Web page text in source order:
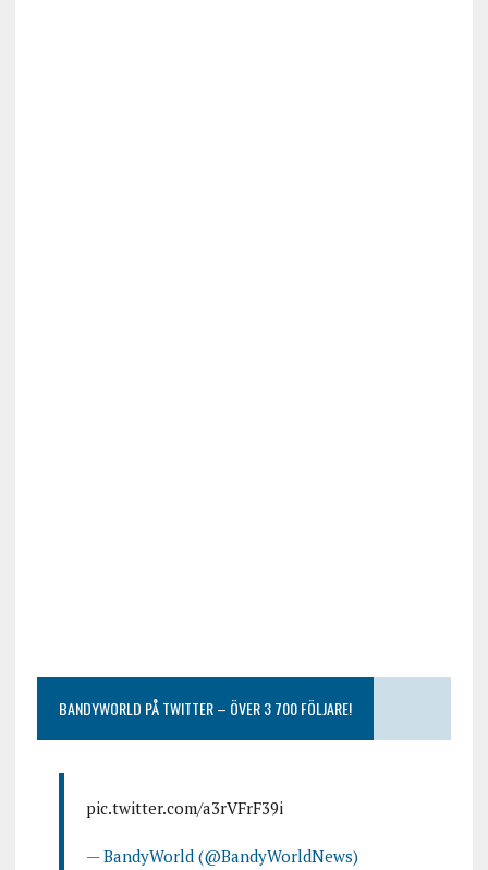
BANDYWORLD PÅ TWITTER – ÖVER 3 700 FÖLJARE!
pic.twitter.com/a3rVFrF39i
— BandyWorld (@BandyWorldNews)